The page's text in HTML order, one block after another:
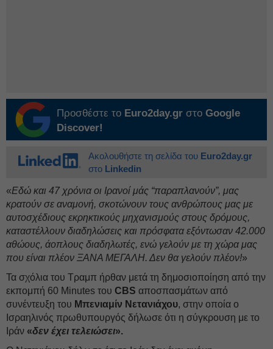
Προσθέστε το Euro2day.gr στο Google
Discover!
Ακολουθήστε τη σελίδα του Euro2day.gr
στο Linkedin
«Εδώ και 47 χρόνια οι Ιρανοί μάς “παραπλανούν”, μας
κρατούν σε αναμονή, σκοτώνουν τους ανθρώπους μας με
αυτοσχέδιους εκρηκτικούς μηχανισμούς στους δρόμους,
καταστέλλουν διαδηλώσεις και πρόσφατα εξόντωσαν 42.000
αθώους, άοπλους διαδηλωτές, ενώ γελούν με τη χώρα μας
που είναι πλέον ΞΑΝΑ ΜΕΓΑΛΗ. Δεν θα γελούν πλέον!»
Τα σχόλια του Τραμπ ήρθαν μετά τη δημοσιοποίηση από την
εκπομπή 60 Minutes του CBS αποσπασμάτων από
συνέντευξη του Μπενιαμίν Νετανιάχου, στην οποία ο
Ισραηλινός πρωθυπουργός δήλωσε ότι η σύγκρουση με το
Ιράν «δεν έχει τελειώσει».